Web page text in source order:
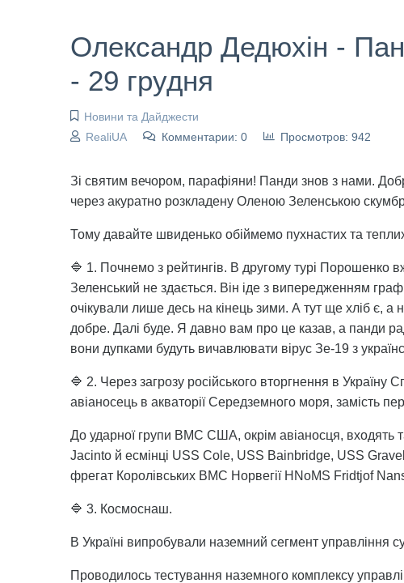
Олександр Дедюхін -
- 29 грудня
Новини та Дайджести
RealiUA
Комментарии: 0 Просмотров: 942
Зі святим вечором, парафіяни! Панди знов з нами.
через акуратно розкладену Оленою Зеленською
Тому давайте швиденько обіймемо пухнастих та
🔷 1. Почнемо з рейтингів. В другому турі Порошенко
Зеленський не здається. Він іде з випередженням
очікували лише десь на кінець зими. А тут ще хліб є, а
добре. Далі буде. Я давно вам про це казав, а панди
вони дупками будуть вичавлювати вірус Зе-19 з
🔷 2. Через загрозу російського вторгнення в
авіаносець в акваторії Середземного моря, замість
До ударної групи ВМС США, окрім авіаносця, входять
Jacinto й есмінці USS Cole, USS Bainbridge, USS
фрегат Королівських ВМС Норвегії HNoMS Fridtjof
🔷 3. Космоснаш.
В Україні випробували наземний сегмент управління
Проводилось тестування наземного комплексу